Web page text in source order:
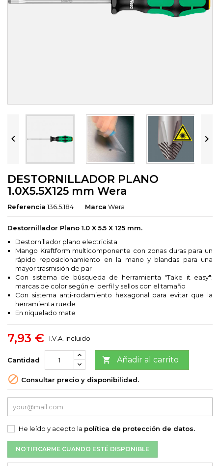
 
DESTORNILLADOR PLANO
1.0X5.5X125 mm Wera
Referencia 136.5.184 Marca Wera
Destornillador Plano 1.0 X 5.5 X 125 mm.
Destornillador plano electricista
Mango Kraftform multicomponente con zonas duras para un
rápido reposicionamiento en la mano y blandas para una
mayor trasmisión de par
Con sistema de búsqueda de herramienta "Take it easy":
marcas de color según el perfil y sellos con el tamaño
Con sistema anti-rodamiento hexagonal para evitar que la
herramienta ruede
En niquelado mate
7,93 € I.V.A. incluido
Cantidad  Añadir al carrito
 Consultar precio y disponibilidad.
He leído y acepto la política de protección de datos.
NOTIFICARME CUANDO ESTÉ DISPONIBLE